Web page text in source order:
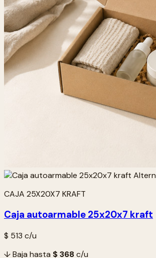
CAJA 25X20X7 KRAFT
Caja autoarmable 25x20x7 kraft
$ 513 c/u
↓ Baja hasta $ 368c/u